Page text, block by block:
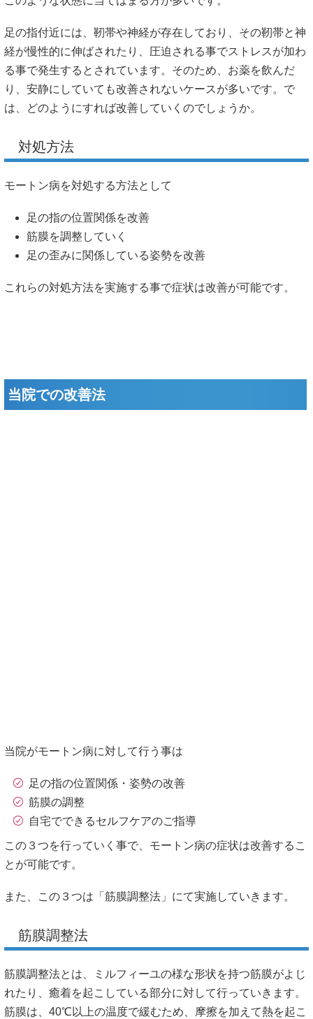
足の指付近には、靭帯や神経が存在しており、その靭帯と神
経が慢性的に伸ばされたり、圧迫される事でストレスが加わ
る事で発生するとされています。そのため、お薬を飲んだ
り、安静にしていても改善されないケースが多いです。で
は、どのようにすれば改善していくのでしょうか。
対処方法
モートン病を対処する方法として
足の指の位置関係を改善
筋膜を調整していく
足の歪みに関係している姿勢を改善
これらの対処方法を実施する事で症状は改善が可能です。
当院での改善法
当院がモートン病に対して行う事は
足の指の位置関係・姿勢の改善
筋膜の調整
自宅でできるセルフケアのご指導
この３つを行っていく事で、モートン病の症状は改善するこ
とが可能です。
また、この３つは「筋膜調整法」にて実施していきます。
筋膜調整法
筋膜調整法とは、ミルフィーユの様な形状を持つ筋膜がよじ
れたり、癒着を起こしている部分に対して行っていきます。
筋膜は、40℃以上の温度で緩むため、摩擦を加えて熱を起こ